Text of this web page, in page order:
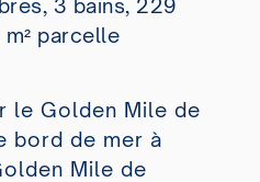
3 bains, 229
parcelle
le Golden Mile de
bord de mer à
Mile de